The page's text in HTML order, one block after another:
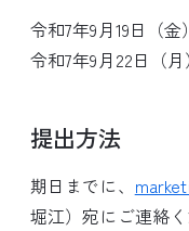
令和7年9月19日（
令和7年9月22日（
提出方法
期日までに、
堀江）宛にご連絡く